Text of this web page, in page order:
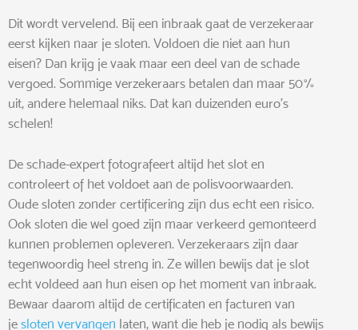
Dit wordt vervelend. Bij een inbraak gaat de verzekeraar
eerst kijken naar je sloten. Voldoen die niet aan hun
eisen? Dan krijg je vaak maar een deel van de schade
vergoed. Sommige verzekeraars betalen dan maar 50%
uit, andere helemaal niks. Dat kan duizenden euro’s
schelen!
De schade-expert fotografeert altijd het slot en
controleert of het voldoet aan de polisvoorwaarden.
Oude sloten zonder certificering zijn dus echt een risico.
Ook sloten die wel goed zijn maar verkeerd gemonteerd
kunnen problemen opleveren. Verzekeraars zijn daar
tegenwoordig heel streng in. Ze willen bewijs dat je slot
echt voldeed aan hun eisen op het moment van inbraak.
Bewaar daarom altijd de certificaten en facturen van
je sloten vervangen laten, want die heb je nodig als bewijs